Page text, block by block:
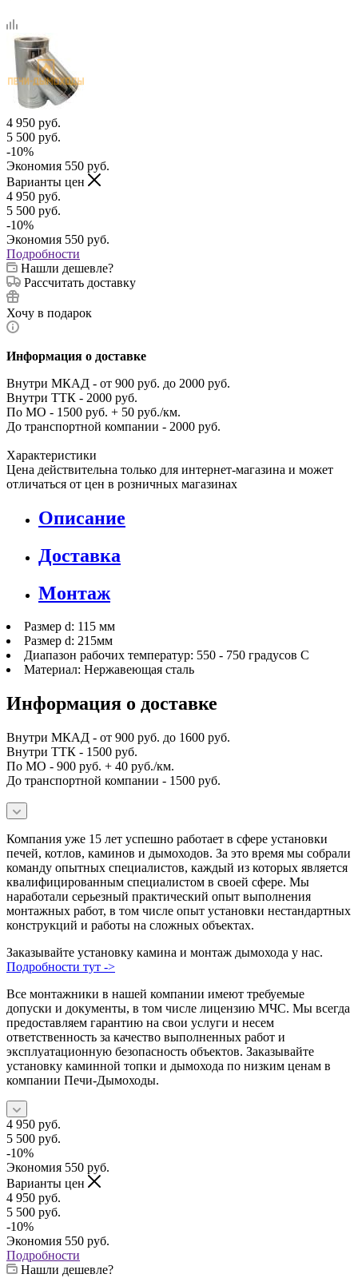
4 950 руб.
5 500 руб.
-10%
Экономия 550 руб.
Варианты цен
4 950 руб.
5 500 руб.
-10%
Экономия 550 руб.
Подробности
Нашли дешевле?
Рассчитать доставку
Хочу в подарок
Информация о доставке
Внутри МКАД - от 900 руб. до 2000 руб.
Внутри ТТК - 2000 руб.
По МО - 1500 руб. + 50 руб./км.
До транспортной компании - 2000 руб.
Характеристики
Цена действительна только для интернет-магазина и может
отличаться от цен в розничных магазинах
Описание
Доставка
Монтаж
Размер d: 115 мм
Размер d: 215мм
Диапазон рабочих температур: 550 - 750 градусов С
Материал: Нержавеющая сталь
Информация о доставке
Внутри МКАД - от 900 руб. до 1600 руб.
Внутри ТТК - 1500 руб.
По МО - 900 руб. + 40 руб./км.
До транспортной компании - 1500 руб.
Компания уже 15 лет успешно работает в сфере установки
печей, котлов, каминов и дымоходов. За это время мы собрали
команду опытных специалистов, каждый из которых является
квалифицированным специалистом в своей сфере. Мы
наработали серьезный практический опыт выполнения
монтажных работ, в том числе опыт установки нестандартных
конструкций и работы на сложных объектах.
Заказывайте установку камина и монтаж дымохода у нас.
Подробности тут ->
Все монтажники в нашей компании имеют требуемые
допуски и документы, в том числе лицензию МЧС. Мы всегда
предоставляем гарантию на свои услуги и несем
ответственность за качество выполненных работ и
эксплуатационную безопасность объектов. Заказывайте
установку каминной топки и дымохода по низким ценам в
компании Печи-Дымоходы.
4 950 руб.
5 500 руб.
-10%
Экономия 550 руб.
Варианты цен
4 950 руб.
5 500 руб.
-10%
Экономия 550 руб.
Подробности
Нашли дешевле?